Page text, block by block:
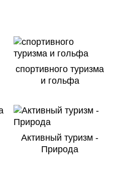
спортивного туризма
и гольфа
Активный туризм -
Природа